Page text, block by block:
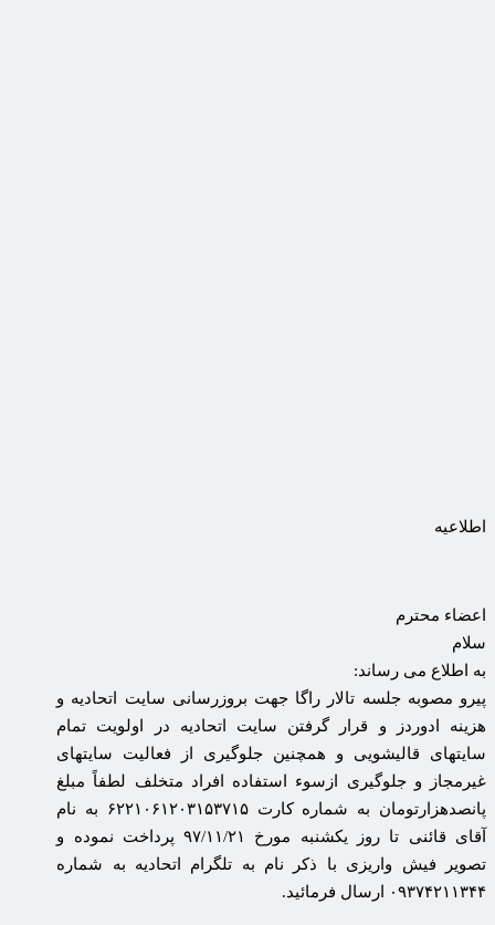
اطلاعیه
اعضاء محترم
سلام
به اطلاع می رساند:
پیرو مصوبه جلسه تالار راگا جهت بروزرسانی سایت اتحادیه و
هزینه ادوردز و قرار گرفتن سایت اتحادیه در اولویت تمام
سایتهای قالیشویی و همچنین جلوگیری از فعالیت سایتهای
غیرمجاز و جلوگیری ازسوء استفاده افراد متخلف لطفاً مبلغ
پانصدهزارتومان به شماره کارت ۶۲۲۱۰۶۱۲۰۳۱۵۳۷۱۵ به نام
آقای قائنی تا روز یکشنبه مورخ ۹۷/۱۱/۲۱ پرداخت نموده و
تصویر فیش واریزی با ذکر نام به تلگرام اتحادیه به شماره
۰۹۳۷۴۲۱۱۳۴۴ ارسال فرمائید.